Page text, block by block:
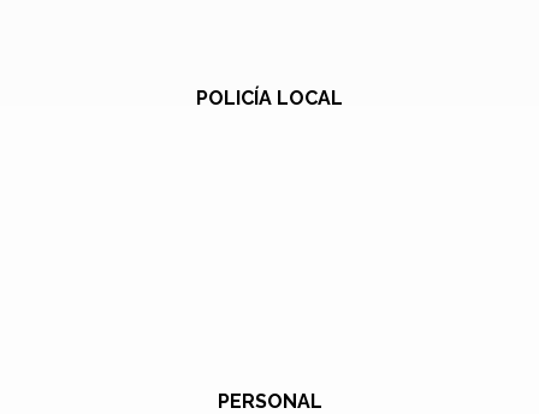
POLICÍA LOCAL
PERSONAL